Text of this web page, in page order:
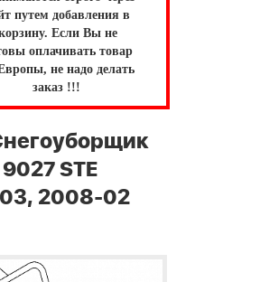
путем добавления в
Если Вы не
оплачивать товар
не надо делать
заказ !!!
STE
2008-02